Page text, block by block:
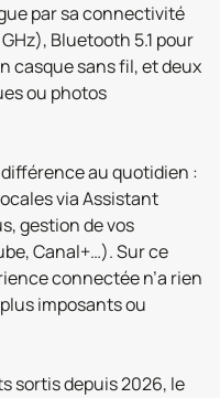
par sa connectivité
Bluetooth 5.1 pour
casque sans fil, et deux
ou photos
différence au quotidien :
via Assistant
gestion de vos
Canal+…). Sur ce
connectée n’a rien
imposants ou
sortis depuis 2026, le